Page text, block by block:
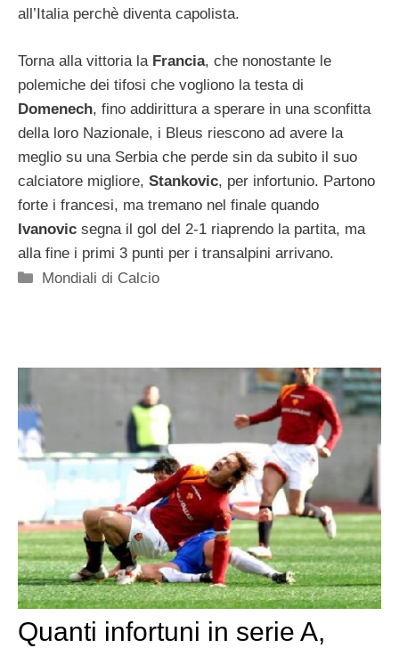
all’Italia perchè diventa capolista.
Torna alla vittoria la Francia, che nonostante le
polemiche dei tifosi che vogliono la testa di
Domenech, fino addirittura a sperare in una sconfitta
della loro Nazionale, i Bleus riescono ad avere la
meglio su una Serbia che perde sin da subito il suo
calciatore migliore, Stankovic, per infortunio. Partono
forte i francesi, ma tremano nel finale quando
Ivanovic segna il gol del 2-1 riaprendo la partita, ma
alla fine i primi 3 punti per i transalpini arrivano.
Categorie
Mondiali di Calcio
Quanti infortuni in serie A,